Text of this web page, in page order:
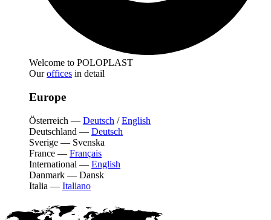
Welcome to POLOPLAST
Ouroffices in detail
Europe
Österreich — Deutsch /English
Deutschland — Deutsch
Sverige — Svenska
France — Français
International — English
Danmark — Dansk
Italia — Italiano